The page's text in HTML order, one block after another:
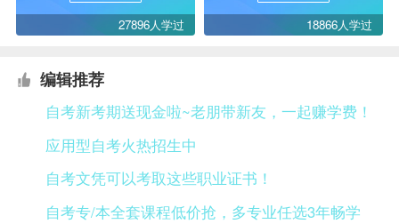
27896人学过 18866人学过
编辑推荐
自考新考期送现金啦~老朋带新友，一起赚学费！
应用型自考火热招生中
自考文凭可以考取这些职业证书！
自考专/本全套课程低价抢，多专业任选3年畅学